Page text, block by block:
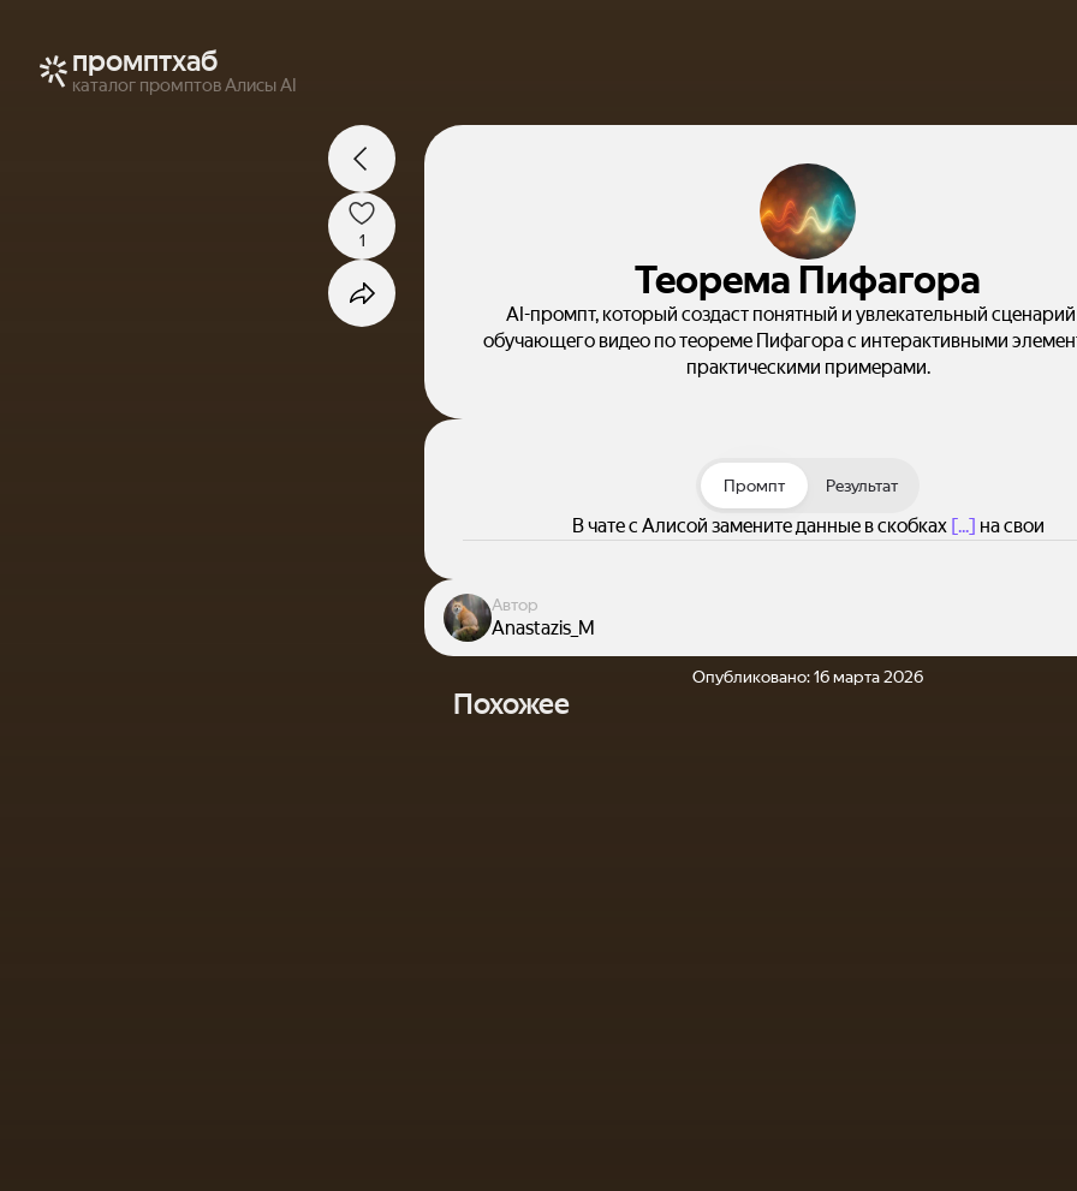
промптхаб
каталог промптов Алисы AI
Теорема Пифагора
AI-промпт, который создаст понятный и увлекательный
обучающего видео по теореме Пифагора с интерактивными
практическими примерами.
1
Промпт Результат
В чате с Алисой замените данные в скобках [...] на свои
Автор
Anastazis_M
Опубликовано:16 марта 2026
Похожее